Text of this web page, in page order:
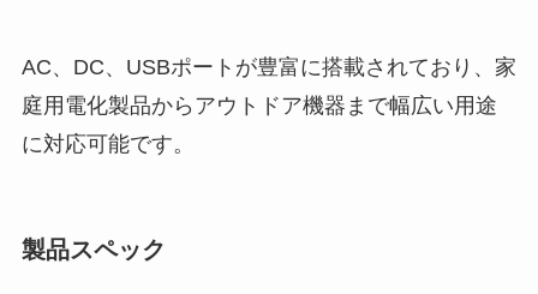
AC、DC、USBポートが豊富に搭載されており、家
庭用電化製品からアウトドア機器まで幅広い用途
に対応可能です。
製品スペック